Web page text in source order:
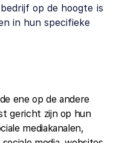
op de hoogte is
in hun specifieke
ene op de andere
gericht zijn op hun
mediakanalen,